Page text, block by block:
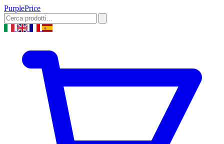
PurplePrice